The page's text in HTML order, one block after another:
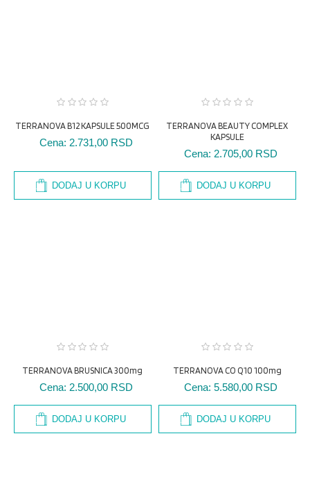
TERRANOVA B12 KAPSULE 500MCG
Cena: 2.731,00 RSD
DODAJ U KORPU
TERRANOVA BEAUTY COMPLEX
KAPSULE
Cena: 2.705,00 RSD
DODAJ U KORPU
TERRANOVA BRUSNICA 300mg
Cena: 2.500,00 RSD
DODAJ U KORPU
TERRANOVA CO Q10 100mg
Cena: 5.580,00 RSD
DODAJ U KORPU